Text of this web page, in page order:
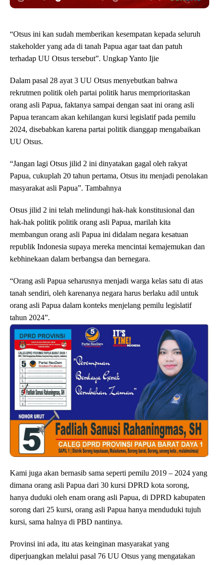
“Otsus ini kan sudah memberikan kesempatan kepada seluruh
stakeholder yang ada di tanah Papua agar taat dan patuh
terhadap UU Otsus tersebut”. Ungkap Yanto Ijie
Dalam pasal 28 ayat 3 UU Otsus menyebutkan bahwa
rekrutmen politik oleh partai politik harus memprioritaskan
orang asli Papua, faktanya sampai dengan saat ini orang asli
Papua terancam akan kehilangan kursi legislatif pada pemilu
2024, disebabkan karena partai politik dianggap mengabaikan
UU Otsus.
“Jangan lagi Otsus jilid 2 ini dinyatakan gagal oleh rakyat
Papua, cukuplah 20 tahun pertama, Otsus itu menjadi penolakan
masyarakat asli Papua”. Tambahnya
Otsus jilid 2 ini telah melindungi hak-hak konstitusional dan
hak-hak politik politik orang asli Papua, marilah kita
membangun orang asli Papua ini didalam negara kesatuan
republik Indonesia supaya mereka mencintai kemajemukan dan
kebhinekaan dalam berbangsa dan bernegara.
“Orang asli Papua seharusnya menjadi warga kelas satu di atas
tanah sendiri, oleh karenanya negara harus berlaku adil untuk
orang asli Papua dalam konteks menjelang pemilu legislatif
tahun 2024”.
Kami juga akan bernasib sama seperti pemilu 2019 – 2024 yang
dimana orang asli Papua dari 30 kursi DPRD kota sorong,
hanya duduki oleh enam orang asli Papua, di DPRD kabupaten
sorong dari 25 kursi, orang asli Papua hanya menduduki tujuh
kursi, sama halnya di PBD nantinya.
Provinsi ini ada, itu atas keinginan masyarakat yang
diperjuangkan melalui pasal 76 UU Otsus yang mengatakan